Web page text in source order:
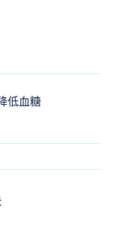
低血糖